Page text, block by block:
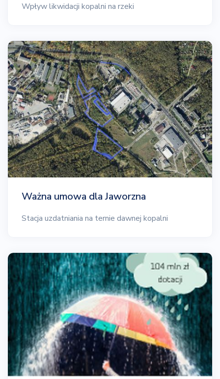
Wpływ likwidacji kopalni na rzeki
Ważna umowa dla Jaworzna
Stacja uzdatniania na ternie dawnej kopalni